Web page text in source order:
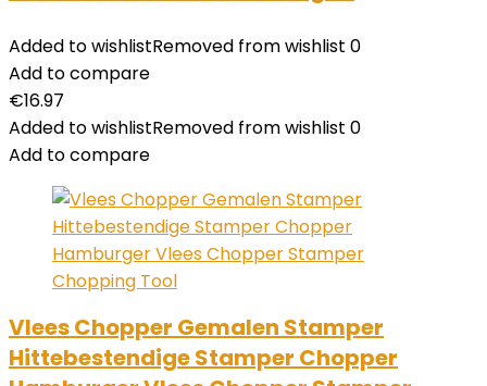
Added to wishlistRemoved from wishlist 0
Add to compare
€16.97
Added to wishlistRemoved from wishlist 0
Add to compare
Vlees Chopper Gemalen Stamper
Hittebestendige Stamper Chopper